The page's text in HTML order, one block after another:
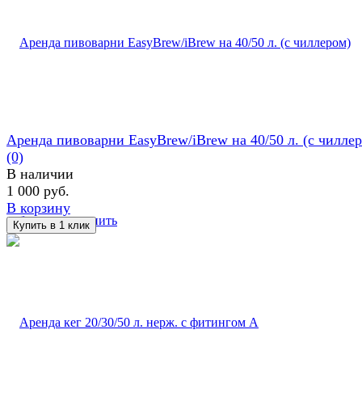
избранное сравнить
Аренда пивоварни EasyBrew/iBrew на 40/50 л. (с
(0)
В наличии
1 000 руб.
В корзину